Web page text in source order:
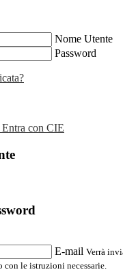
Nome Utente
Password
Entra con CIE
E-mail Verrà
le istruzioni necessarie.